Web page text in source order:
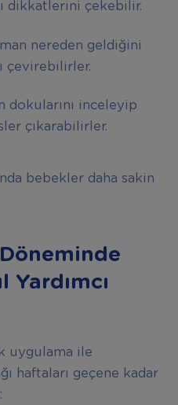
dikkatlerini çekebilir.
nereden geldiğini
çevirebilirler.
dokularını inceleyip
çıkarabilirler.
bebekler daha sakin
Yardımcı
uygulama ile
haftaları geçene kadar